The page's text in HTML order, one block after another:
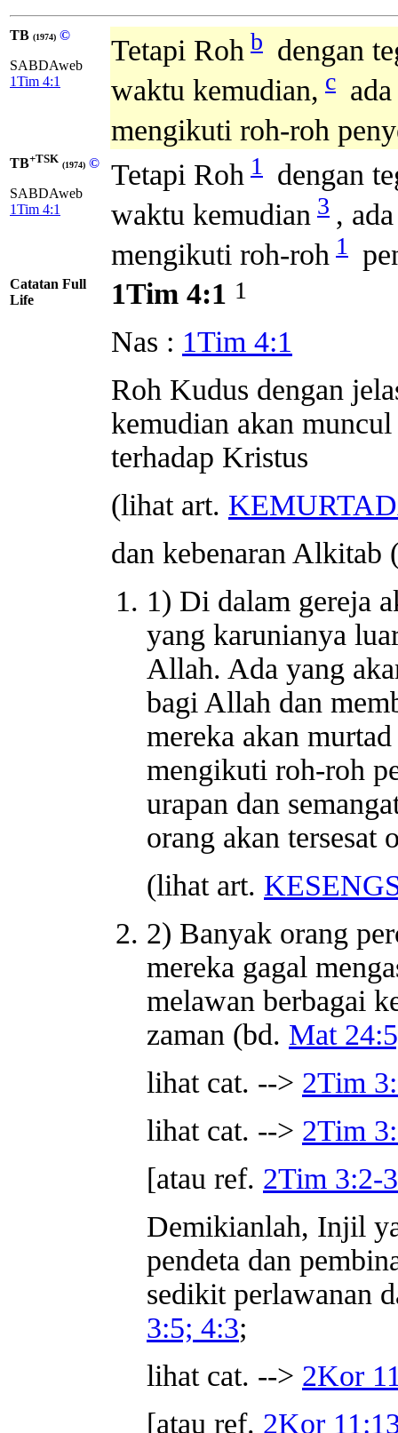
TB (1974) ©
SABDAweb
1Tim 4:1
Tetapi Roh b dengan
waktu kemudian, c
mengikuti roh-roh
TB+TSK (1974) ©
SABDAweb
1Tim 4:1
Tetapi Roh 1
dengan
waktu kemudian 3 ,
mengikuti roh-roh 1
Catatan Full
Life
1Tim 4:1 1
Nas : 1Tim 4:1
Roh Kudus dengan
kemudian akan
terhadap Kristus
(lihat art.
dan kebenaran Alkitab
1) Di dalam gereja
yang karunianya
Allah. Ada yang
bagi Allah dan
mereka akan
mengikuti roh-roh
urapan dan
orang akan tersesat
(lihat art.
2) Banyak orang
mereka gagal
melawan berbagai
zaman (bd. Mat
lihat cat. --> 2Tim
lihat cat. --> 2Tim
[atau ref. 2Tim 3:2-3
Demikianlah, Injil
pendeta dan
sedikit perlawanan
3:5; 4:3;
lihat cat. --> 2Kor
[atau ref. 2Kor